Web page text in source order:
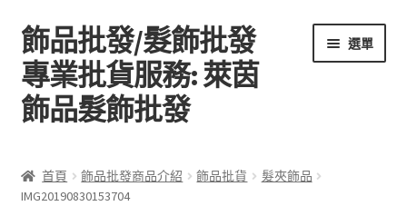
跳
至
導
覽
列
跳
至
主
要
內
飾品批發/髮飾批發
專業批貨服務: 萊茵
飾品髮飾批發
選單
關於萊茵飾品批發
首頁 飾品批發商品介紹 飾品批貨
髮夾飾品
IMG20190830153704